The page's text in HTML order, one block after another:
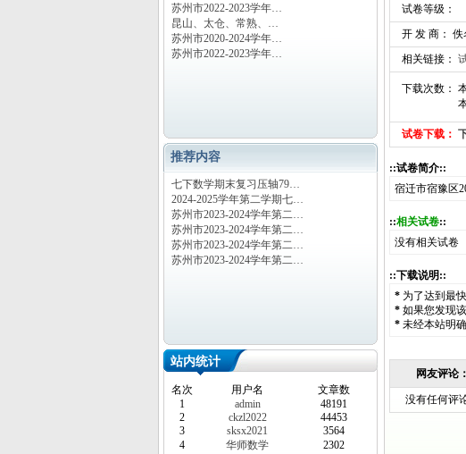
苏州市2022-2023学年…
昆山、太仓、常熟、…
苏州市2020-2024学年…
苏州市2022-2023学年…
推荐内容
七下数学期末复习压轴79…
2024-2025学年第二学期七…
苏州市2023-2024学年第二…
苏州市2023-2024学年第二…
苏州市2023-2024学年第二…
苏州市2023-2024学年第二…
站内统计
名次 用户名
文章数
1
admin
48191
2
ckzl2022
44453
3
sksx2021
3564
4
华师数学
2302
试卷等级：
开 发 商： 佚
相关链接：
下载次数：
本月
试卷下载：
::试卷简介::
宿迁市宿豫区
::相关试卷::
没有相关试卷
::下载说明::
* 为了达到最
* 如果您发现
* 未经本站明
网友评论：
没有任何评